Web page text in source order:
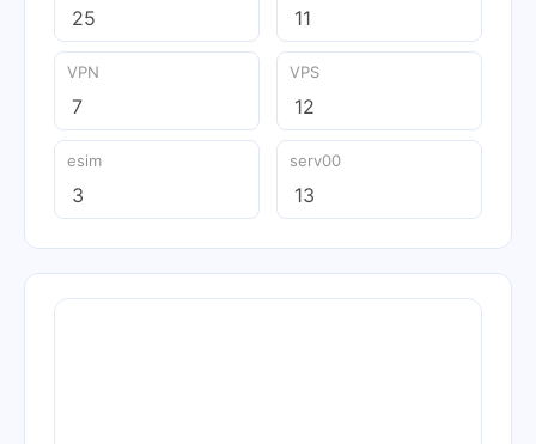
25 11
VPN
7
VPS
12
esim
3
serv00
13